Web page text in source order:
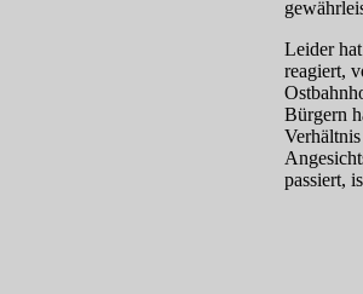
Leider
reagiert,
Bürgern
passiert,